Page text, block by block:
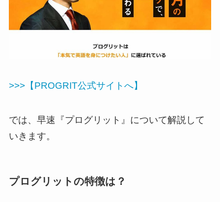
>>>【PROGRIT公式サイトへ】
では、早速『プログリット』について解説して
いきます。
プログリットの特徴は？